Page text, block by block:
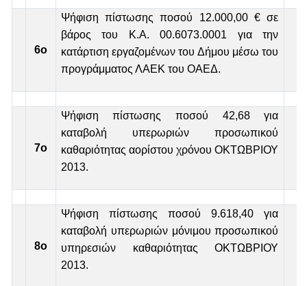
6ο
Ψήφιση πίστωσης ποσού 12.000,00 € σε
βάρος του Κ.Α. 00.6073.0001 για την
κατάρτιση εργαζομένων του Δήμου μέσω του
προγράμματος ΛΑΕΚ του ΟΑΕΔ.
7ο
Ψήφιση πίστωσης ποσού 42,68 για
καταβολή υπερωριών προσωπικού
καθαριότητας αορίστου χρόνου ΟΚΤΩΒΡΙΟΥ
2013.
8ο
Ψήφιση πίστωσης ποσού 9.618,40 για
καταβολή υπερωριών μόνιμου προσωπικού
υπηρεσιών καθαριότητας ΟΚΤΩΒΡΙΟΥ
2013.